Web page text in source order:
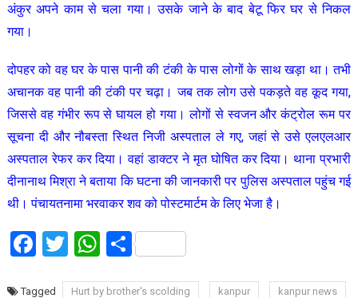
अंकुर अपने काम से चला गया। उसके जाने के बाद बेटू फिर घर से निकल
गया।
दोपहर को वह घर के पास पानी की टंकी के पास लोगों के साथ खड़ा था। तभी
अचानक वह पानी की टंकी पर चढ़ा। जब तक लोग उसे पकड़ते वह कूद गया,
जिससे वह गंभीर रूप से घायल हो गया। लोगों से स्वजन और कंट्रोल रूम पर
सूचना दी और नौबस्ता स्थित निजी अस्पताल ले गए, जहां से उसे एलएलआर
अस्पताल रेफर कर दिया। वहां डाक्टर ने मृत घोषित कर दिया। थाना प्रभारी
दीनानाथ मिश्रा ने बताया कि घटना की जानकारी पर पुलिस अस्पताल पहुंच गई
थी। पंचायतनामा भरवाकर शव को पोस्टमार्टम के लिए भेजा है।
Facebook
Twitter
WhatsApp
Share
Tagged Hurt by brother's scolding kanpur
kanpur news